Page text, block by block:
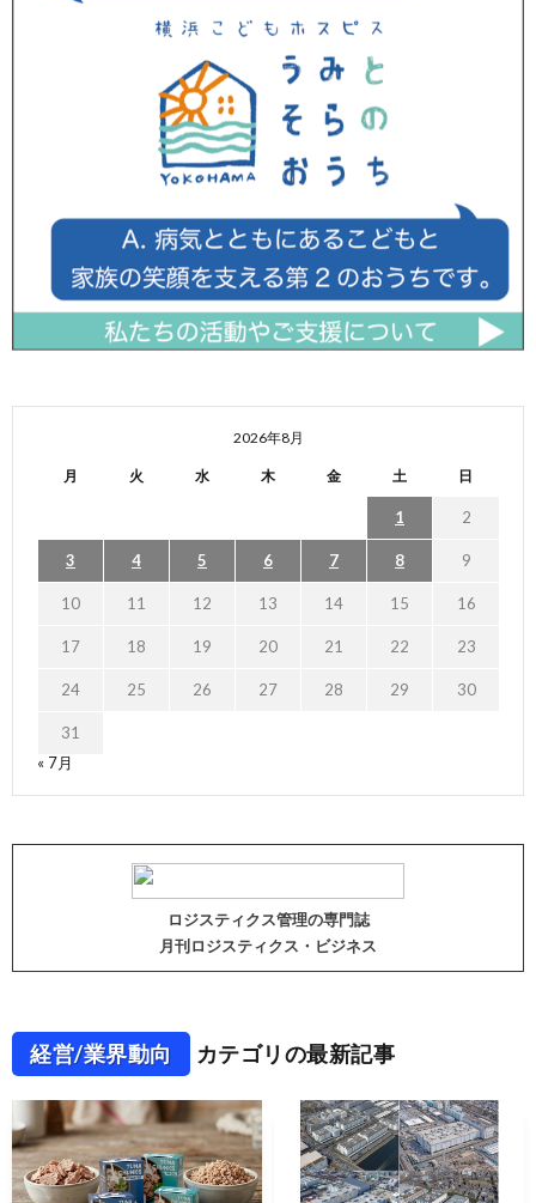
2026年8月
月 火 水 木 金 土 日
1 2
3 4 5 6 7 8 9
10 11 12 13 14 15 16
17 18 19 20 21 22 23
24 25 26 27 28 29 30
31
« 7月
ロジスティクス管理の専門誌
月刊ロジスティクス・ビジネス
経営/業界動向 カテゴリの最新記事